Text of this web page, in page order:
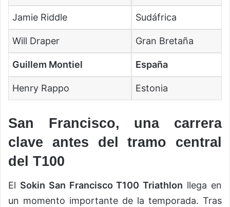
Jamie Riddle Sudáfrica
Will Draper Gran Bretaña
Guillem Montiel España
Henry Rappo Estonia
San Francisco, una carrera
clave antes del tramo central
del T100
El Sokin San Francisco T100 Triathlon llega en
un momento importante de la temporada. Tras